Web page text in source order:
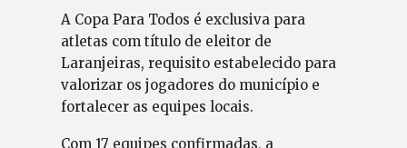
A Copa Para Todos é exclusiva para
atletas com título de eleitor de
Laranjeiras, requisito estabelecido para
valorizar os jogadores do município e
fortalecer as equipes locais.
Com 17 equipes confirmadas, a